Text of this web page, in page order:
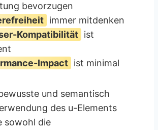
bevorzugen
immer mitdenken
Kompatibilität ist
Impact ist minimal
und semantisch
des u-Elements
sowohl die